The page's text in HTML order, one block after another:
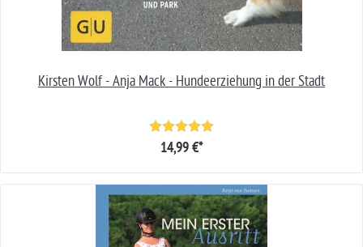
Kirsten Wolf - Anja Mack - Hundeerziehung in der Stadt
14,99 €*